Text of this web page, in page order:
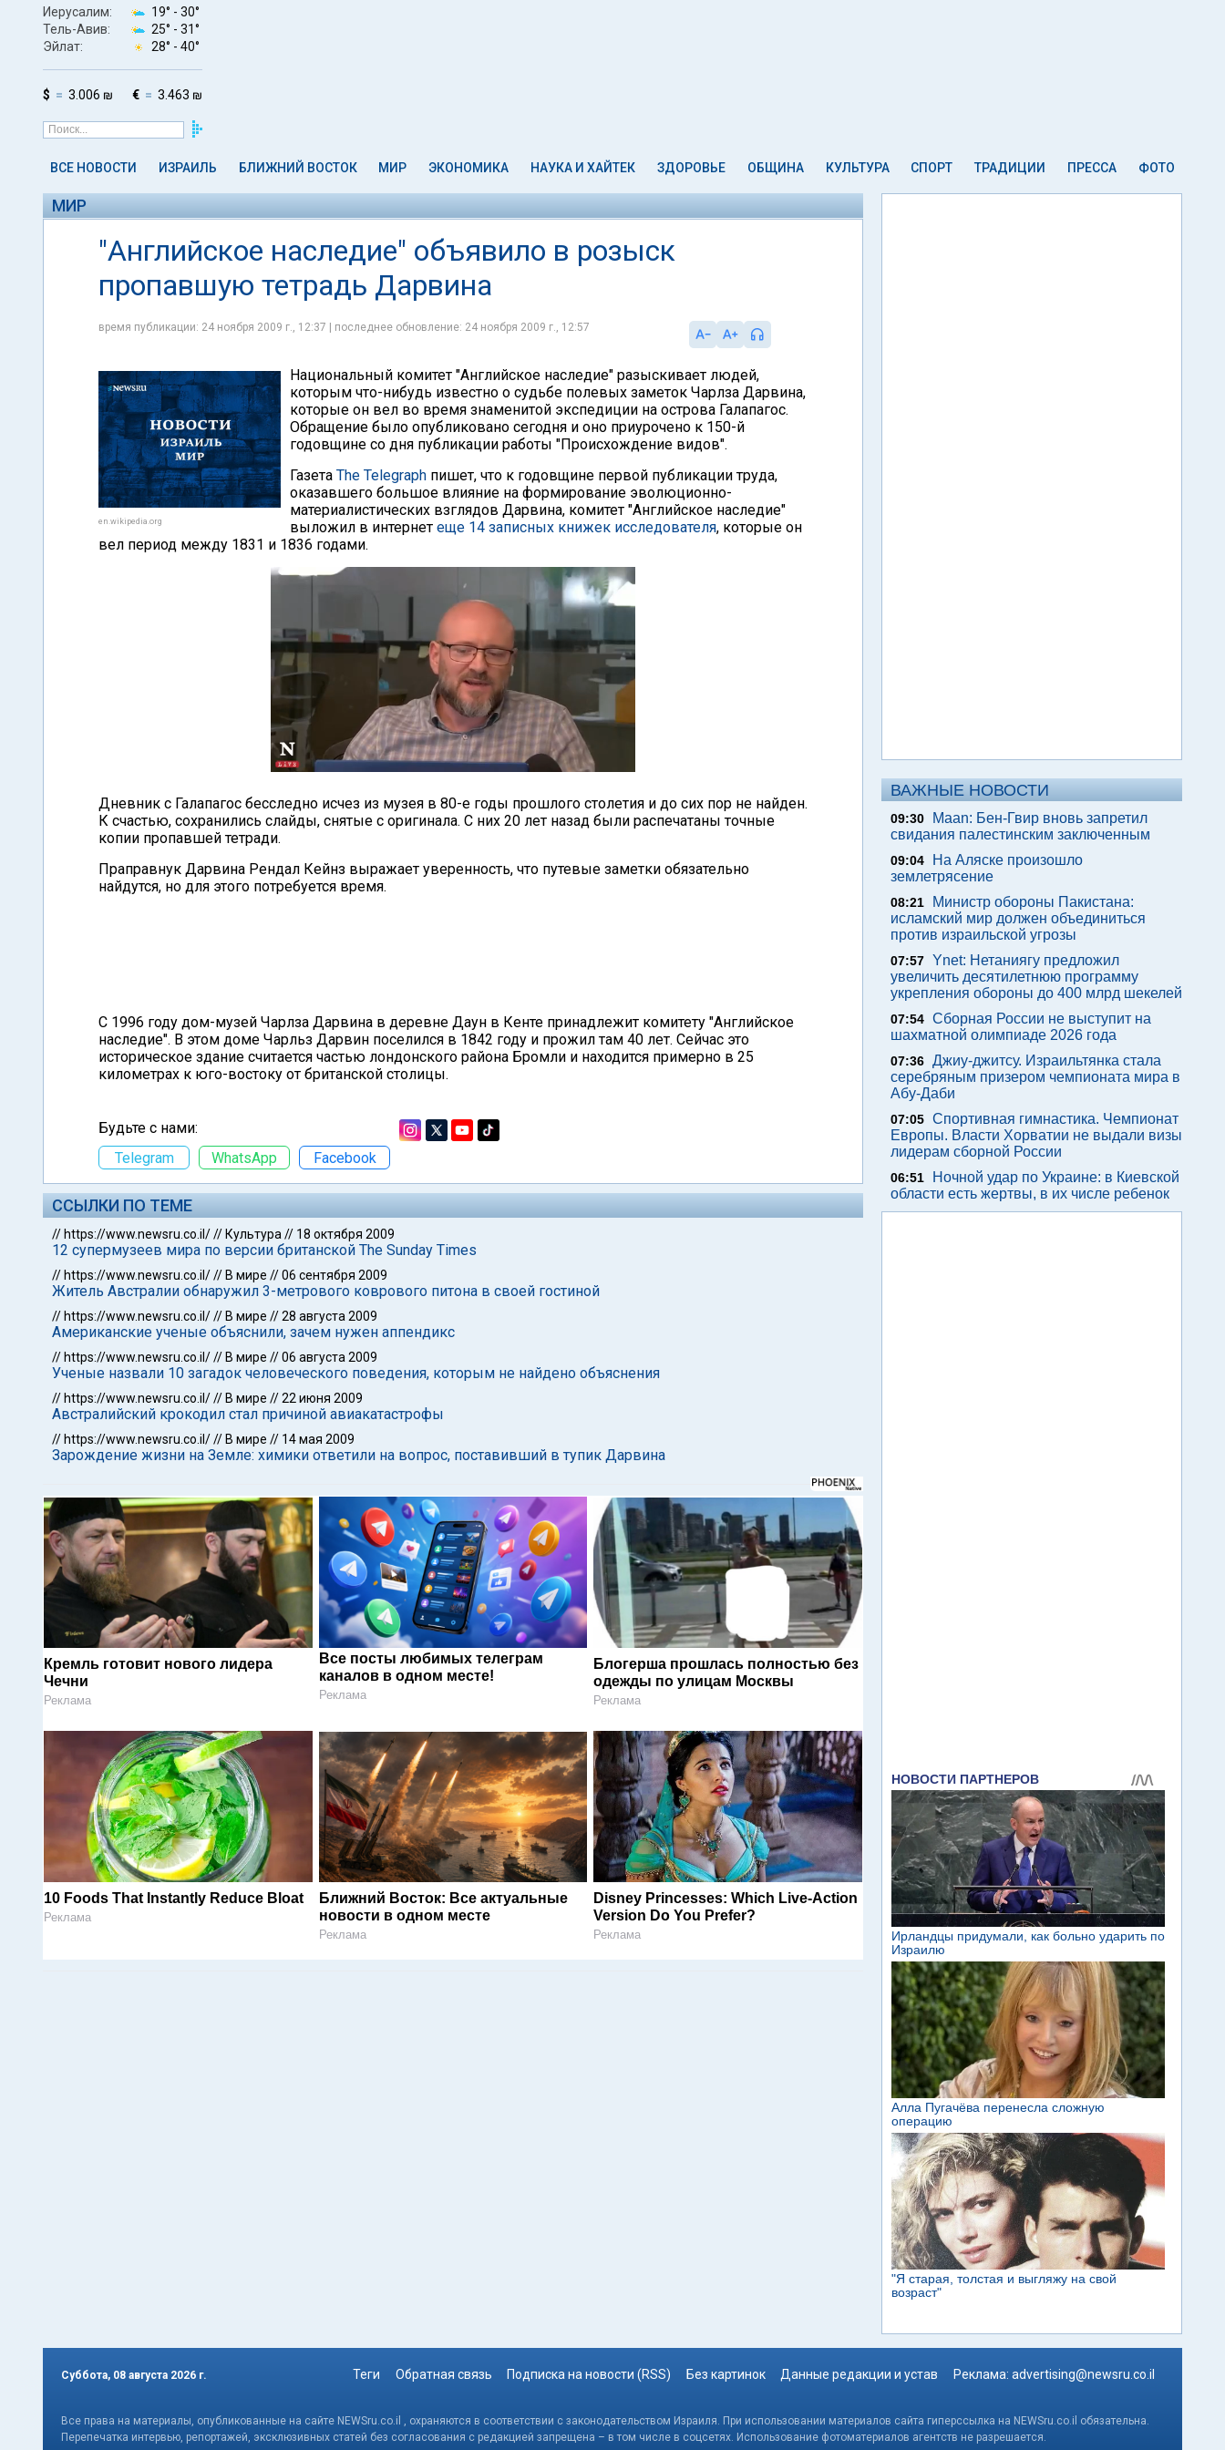
Иерусалим: 19° - 30°
Тель-Авив:
25° - 31°
Эйлат:
28° - 40°
$ 3.006 ₪ € 3.463 ₪
ВСЕ НОВОСТИ ИЗРАИЛЬ БЛИЖНИЙ ВОСТОК МИР ЭКОНОМИКА НАУКА И ХАЙТЕК ЗДОРОВЬЕ ОБЩИНА КУЛЬТУРА СПОРТ ТРАДИЦИИ ПРЕССА ФОТО
МИР
"Английское наследие" объявило в розыск
пропавшую тетрадь Дарвина
время публикации: 24 ноября 2009 г., 12:37 | последнее обновление: 24 ноября 2009 г., 12:57
en.wikipedia.org
Национальный комитет "Английское наследие" разыскивает людей,
которым что-нибудь известно о судьбе полевых заметок Чарлза Дарвина,
которые он вел во время знаменитой экспедиции на острова Галапагос.
Обращение было опубликовано сегодня и оно приурочено к 150-й
годовщине со дня публикации работы "Происхождение видов".
Газета The Telegraph пишет, что к годовщине первой публикации труда,
оказавшего большое влияние на формирование эволюционно-
материалистических взглядов Дарвина, комитет "Английское наследие"
выложил в интернет еще 14 записных книжек исследователя, которые он
вел период между 1831 и 1836 годами.
Дневник с Галапагос бесследно исчез из музея в 80-е годы прошлого столетия и до сих пор не найден.
К счастью, сохранились слайды, снятые с оригинала. С них 20 лет назад были распечатаны точные
копии пропавшей тетради.
Праправнук Дарвина Рендал Кейнз выражает уверенность, что путевые заметки обязательно
найдутся, но для этого потребуется время.
С 1996 году дом-музей Чарлза Дарвина в деревне Даун в Кенте принадлежит комитету "Английское
наследие". В этом доме Чарльз Дарвин поселился в 1842 году и прожил там 40 лет. Сейчас это
историческое здание считается частью лондонского района Бромли и находится примерно в 25
километрах к юго-востоку от британской столицы.
Будьте с нами:
Telegram
WhatsApp Facebook
ССЫЛКИ ПО ТЕМЕ
// https://www.newsru.co.il/// Культура // 18 октября 2009
12 супермузеев мира по версии британской The Sunday Times
// https://www.newsru.co.il/// В мире //06 сентября 2009
Житель Австралии обнаружил 3-метрового коврового питона в своей гостиной
// https://www.newsru.co.il/// В мире //28 августа 2009
Американские ученые объяснили, зачем нужен аппендикс
// https://www.newsru.co.il/// В мире //06 августа 2009
Ученые назвали 10 загадок человеческого поведения, которым не найдено объяснения
// https://www.newsru.co.il/// В мире //22 июня 2009
Австралийский крокодил стал причиной авиакатастрофы
// https://www.newsru.co.il/// В мире // 14 мая 2009
Зарождение жизни на Земле: химики ответили на вопрос, поставивший в тупик Дарвина
Кремль готовит нового лидера
Чечни
Реклама
Все посты любимых телеграм
каналов в одном месте!
Реклама
Блогерша прошлась полностью без
одежды по улицам Москвы
Реклама
10 Foods That Instantly Reduce Bloat
Реклама
Ближний Восток: Все актуальные
новости в одном месте
Реклама
Disney Princesses: Which Live-Action
Version Do You Prefer?
Реклама
ВАЖНЫЕ НОВОСТИ
09:30
Maan: Бен-Гвир вновь запретил
свидания палестинским заключенным
09:04
На Аляске произошло
землетрясение
08:21
Министр обороны Пакистана:
исламский мир должен объединиться
против израильской угрозы
07:57 Ynet: Нетаниягу предложил
увеличить десятилетнюю программу
укрепления обороны до 400 млрд шекелей
07:54 Сборная России не выступит на
шахматной олимпиаде 2026 года
07:36 Джиу-джитсу. Израильтянка стала
серебряным призером чемпионата мира в
Абу-Даби
07:05 Спортивная гимнастика. Чемпионат
Европы. Власти Хорватии не выдали визы
лидерам сборной России
06:51
Ночной удар по Украине: в Киевской
области есть жертвы, в их числе ребенок
Суббота, 08 августа 2026 г. Теги Обратная связь Подписка на новости (RSS) Без картинок Данные редакции и устав Реклама: advertising@newsru.co.il
Все права на материалы, опубликованные на сайте NEWSru.co.il , охраняются в соответствии с законодательством Израиля. При использовании материалов сайта гиперссылка на NEWSru.co.il обязательна.
Перепечатка интервью, репортажей, эксклюзивных статей без согласования с редакцией запрещена – в том числе в соцсетях. Использование фотоматериалов агентств не разрешается.